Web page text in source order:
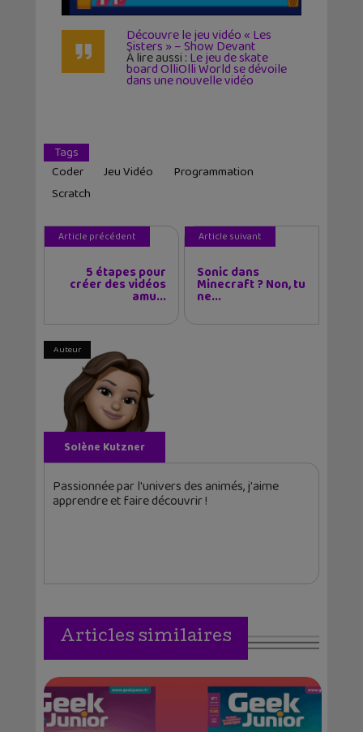
Découvre le jeu vidéo « Les
Sisters » – Show Devant
À lire aussi : Le jeu de skate
board OlliOlli World se dévoile
dans une nouvelle vidéo
Tags
Coder
Jeu Vidéo
Programmation
Scratch
Article précédent
5 étapes pour
créer des vidéos
amu...
Article suivant
Sonic dans
Minecraft ? Non, tu
ne...
Auteur
Solène Kutzner
Passionnée par l'univers des animés, j'aime
apprendre et faire découvrir !
Articles similaires